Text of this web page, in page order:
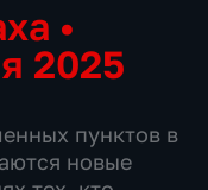
•
2025
пунктов в
новые